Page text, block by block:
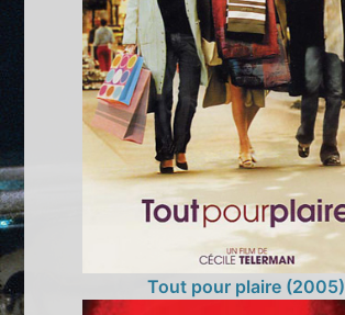
Tout pour plaire (2005)